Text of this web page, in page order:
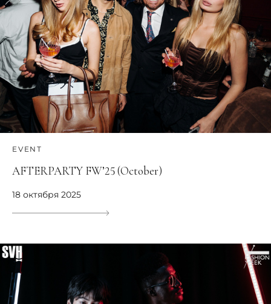
EVENT
AFTERPARTY FW’25 (October)
18 октября 2025